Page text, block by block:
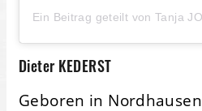
Dieter KEDERST
Geboren in